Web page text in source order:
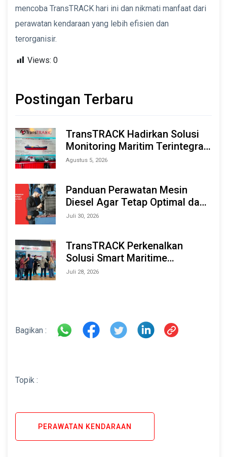
mencoba TransTRACK hari ini dan nikmati manfaat dari
perawatan kendaraan yang lebih efisien dan
terorganisir.
Views: 0
Postingan Terbaru
TransTRACK Hadirkan Solusi
Monitoring Maritim Terintegrasi
Berbasis AI & IoT di Indonesia
Agustus 5, 2026
Panduan Perawatan Mesin
Diesel Agar Tetap Optimal dan
Tahan Lama
Juli 30, 2026
TransTRACK Perkenalkan
Solusi Smart Maritime
Monitoring Berbasis AI dan IoT
Juli 28, 2026
Bagikan :
Topik :
PERAWATAN KENDARAAN